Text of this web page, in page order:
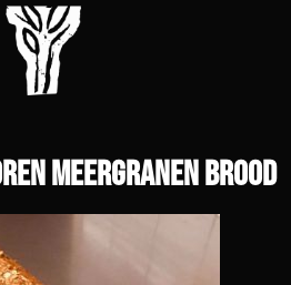
meergranen brood